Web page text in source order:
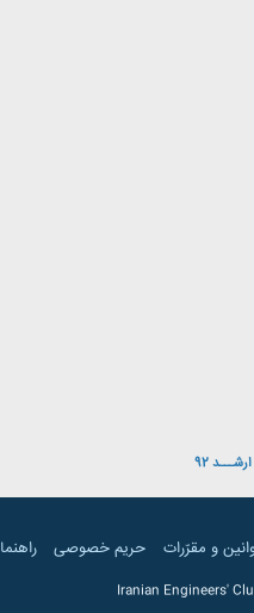
92
و مقرّرات حریم خصوصی راهنما
Iranian Engineers'